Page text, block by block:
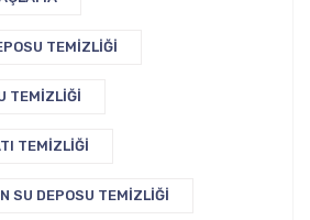
TEMIZLIĞI
TEMIZLIĞI
TEMIZLIĞI
SU DEPOSU TEMIZLIĞI